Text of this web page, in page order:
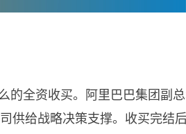
全资收买。阿里巴巴集团副
供给战略决策支撑。收买完结